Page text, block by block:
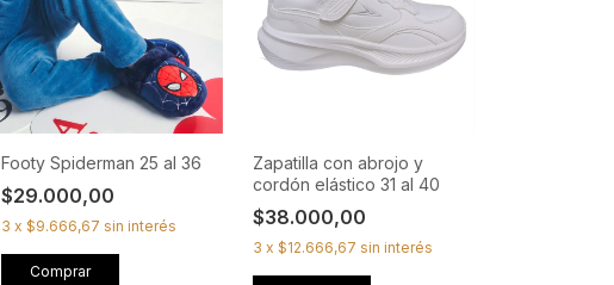
Footy Spiderman 25 al 36
$29.000,00
3 x $9.666,67 sin interés
Comprar
Zapatilla con abrojo y
cordón elástico 31 al 40
$38.000,00
3 x $12.666,67 sin interés